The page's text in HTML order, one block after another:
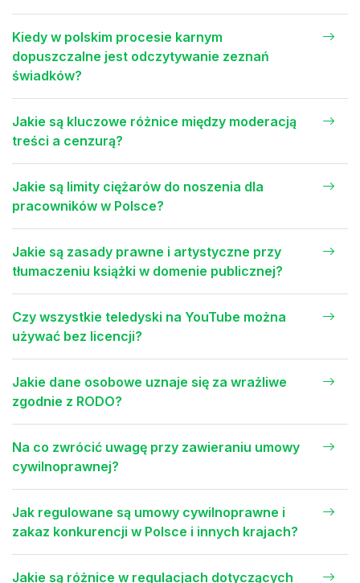
Kiedy w polskim procesie karnym
dopuszczalne jest odczytywanie zeznań
świadków?
Jakie są kluczowe różnice między moderacją
treści a cenzurą?
Jakie są limity ciężarów do noszenia dla
pracowników w Polsce?
Jakie są zasady prawne i artystyczne przy
tłumaczeniu książki w domenie publicznej?
Czy wszystkie teledyski na YouTube można
używać bez licencji?
Jakie dane osobowe uznaje się za wrażliwe
zgodnie z RODO?
Na co zwrócić uwagę przy zawieraniu umowy
cywilnoprawnej?
Jak regulowane są umowy cywilnoprawne i
zakaz konkurencji w Polsce i innych krajach?
Jakie są różnice w regulacjach dotyczących